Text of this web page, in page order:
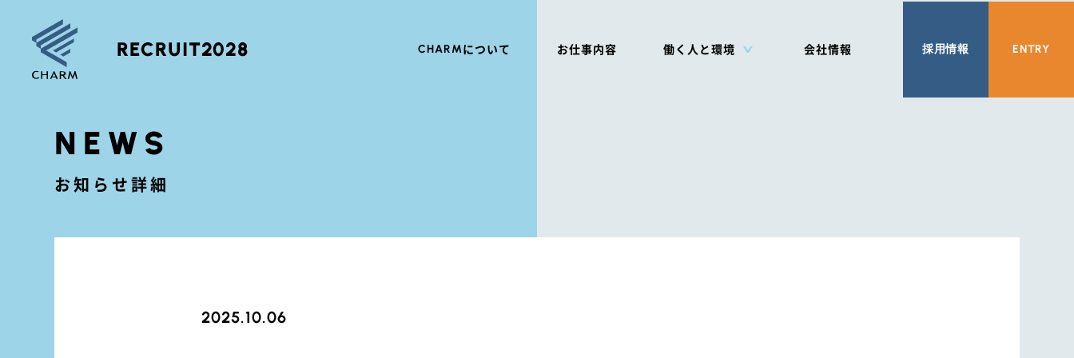
RECRUIT2028 CHARMについて お仕事内容 働く人と環境 会社情報 採用情報 ENTRY
NEWS
お知らせ詳細
2025.10.06